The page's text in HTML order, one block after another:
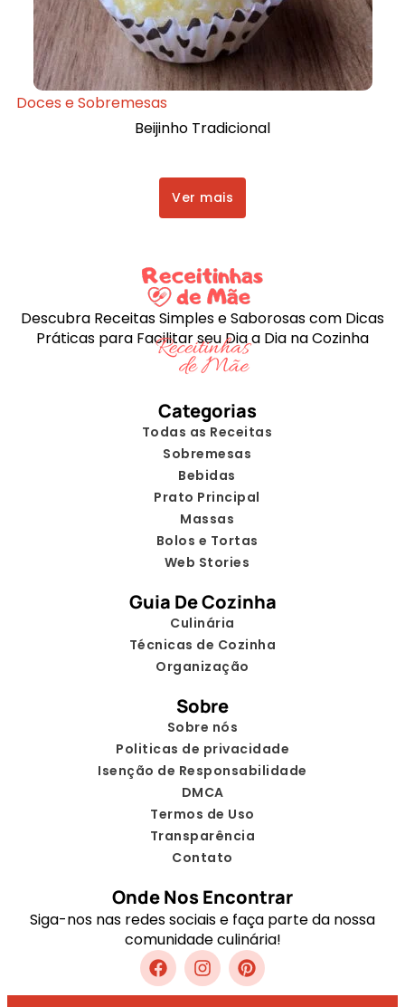
Doces e Sobremesas
Beijinho Tradicional
Ver mais
Descubra Receitas Simples e Saborosas com Dicas
Práticas para Facilitar seu Dia a Dia na Cozinha
Categorias
Todas as Receitas
Sobremesas
Bebidas
Prato Principal
Massas
Bolos e Tortas
Web Stories
Guia De Cozinha
Culinária
Técnicas de Cozinha
Organização
Sobre
Sobre nós
Politicas de privacidade
Isenção de Responsabilidade
DMCA
Termos de Uso
Transparência
Contato
Onde Nos Encontrar
Siga-nos nas redes sociais e faça parte da nossa
comunidade culinária!